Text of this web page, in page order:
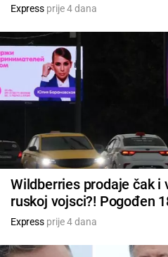
Expressprije 4 dana
Wildberries prodaje čak i
ruskoj vojsci?! Pogođen
Expressprije 4 dana